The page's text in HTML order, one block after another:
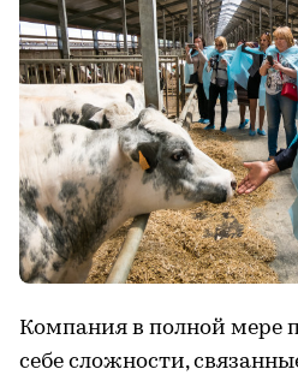
Компания в полной мере
себе сложности,